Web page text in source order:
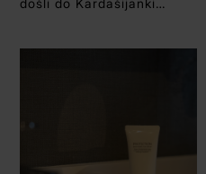
došli do Kardašijanki…